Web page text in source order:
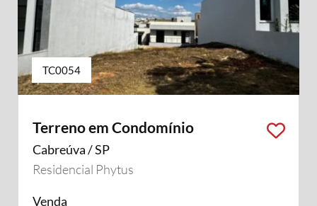
TC0054
Terreno em Condomínio
Cabreúva / SP
Residencial Phytus
Venda